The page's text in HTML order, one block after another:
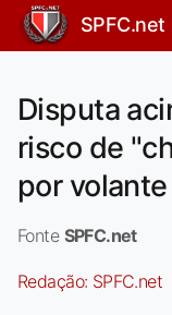
SPFC.net
Disputa
risco de
por
Fonte SPFC.net
Redação: SPFC.net